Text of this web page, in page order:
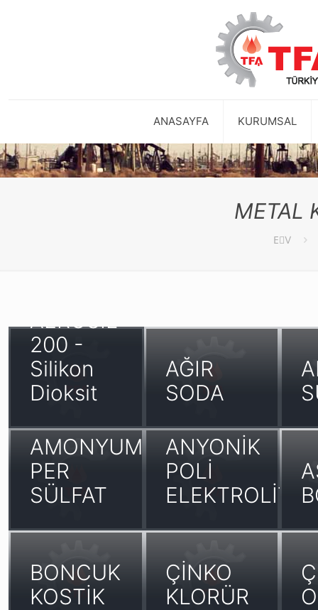
ANASAYFA KURUMSAL
METAL
EٰV
AEROSİL
200 -
Silikon
Dioksit
AĞIR
SODA
AMONYUM
PER
SÜLFAT
ANYONİK
POLİ
ELEKTROLİT
BONCUK
KOSTİK
ÇİNKO
KLORÜR